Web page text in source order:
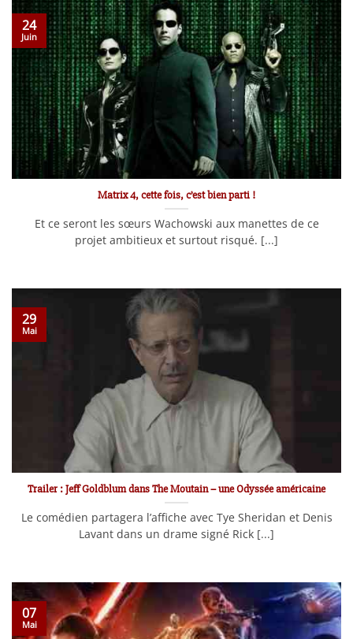
Matrix 4, cette fois, c’est bien parti !
Et ce seront les sœurs Wachowski aux manettes de ce
projet ambitieux et surtout risqué. [...]
24
Juin
Trailer : Jeff Goldblum dans The Moutain – une Odyssée américaine
Le comédien partagera l’affiche avec Tye Sheridan et Denis
Lavant dans un drame signé Rick [...]
29
Mai
07
Mai